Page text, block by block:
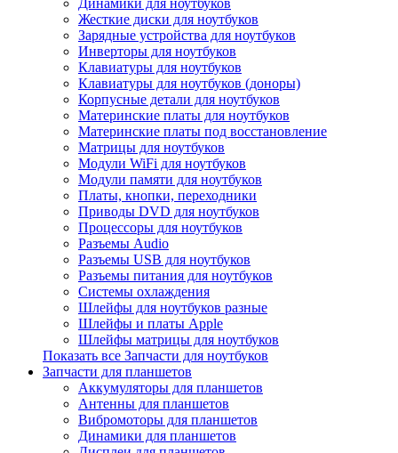
Динамики для ноутбуков
Жесткие диски для ноутбуков
Зарядные устройства для ноутбуков
Инверторы для ноутбуков
Клавиатуры для ноутбуков
Клавиатуры для ноутбуков (доноры)
Корпусные детали для ноутбуков
Материнские платы для ноутбуков
Материнские платы под восстановление
Матрицы для ноутбуков
Модули WiFi для ноутбуков
Модули памяти для ноутбуков
Платы, кнопки, переходники
Приводы DVD для ноутбуков
Процессоры для ноутбуков
Разъемы Audio
Разъемы USB для ноутбуков
Разъемы питания для ноутбуков
Системы охлаждения
Шлейфы для ноутбуков разные
Шлейфы и платы Apple
Шлейфы матрицы для ноутбуков
Показать все Запчасти для ноутбуков
Запчасти для планшетов
Аккумуляторы для планшетов
Антенны для планшетов
Вибромоторы для планшетов
Динамики для планшетов